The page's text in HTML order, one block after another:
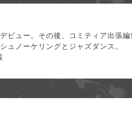
ビュー。その後、コミティア出張編
ュノーケリングとジャズダンス。